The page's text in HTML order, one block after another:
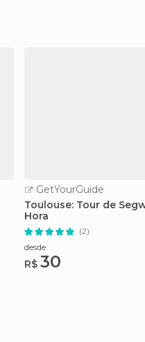
GetYourGuide
Toulouse: Tour de
Hora
(2)
desde
R$ 30